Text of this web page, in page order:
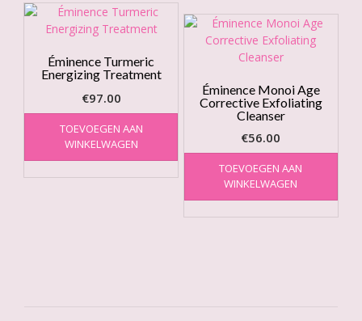
Éminence Turmeric
Energizing Treatment
€97.00
TOEVOEGEN AAN
WINKELWAGEN
Éminence Monoi Age
Corrective Exfoliating
Cleanser
€56.00
TOEVOEGEN AAN
WINKELWAGEN